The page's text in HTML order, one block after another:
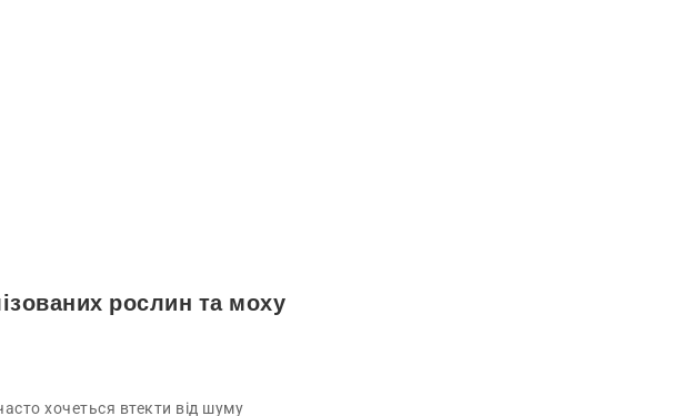
рослин та моху
хочеться втекти від шуму